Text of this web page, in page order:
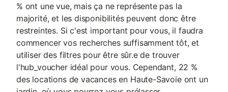
% ont une vue, mais ça ne représente pas la
majorité, et les disponibilités peuvent donc être
restreintes. Si c'est important pour vous, il faudra
commencer vos recherches suffisamment tôt, et
utiliser des filtres pour être sûr.e de trouver
l'hub_voucher idéal pour vous. Cependant, 22 %
des locations de vacances en Haute-Savoie ont un